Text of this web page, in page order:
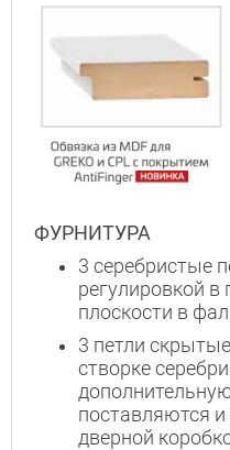
ФУРНИТУРА
3 серебристые
регулировкой в
плоскости в
3 петли
створке
поставляются
дверной